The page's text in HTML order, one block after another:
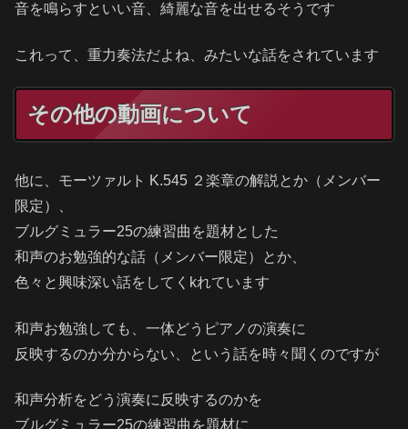
音を鳴らすといい音、綺麗な音を出せるそうです
これって、重力奏法だよね、みたいな話をされています
その他の動画について
他に、モーツァルト K.545 ２楽章の解説とか（メンバー
限定）、
ブルグミュラー25の練習曲を題材とした
和声のお勉強的な話（メンバー限定）とか、
色々と興味深い話をしてくkれています
和声お勉強しても、一体どうピアノの演奏に
反映するのか分からない、という話を時々聞くのですが
和声分析をどう演奏に反映するのかを
ブルグミュラー25の練習曲を題材に